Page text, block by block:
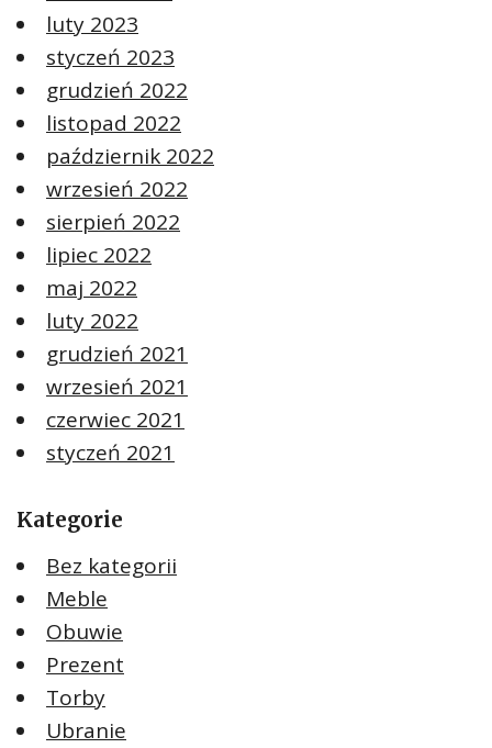
luty 2023
styczeń 2023
grudzień 2022
listopad 2022
październik 2022
wrzesień 2022
sierpień 2022
lipiec 2022
maj 2022
luty 2022
grudzień 2021
wrzesień 2021
czerwiec 2021
styczeń 2021
Kategorie
Bez kategorii
Meble
Obuwie
Prezent
Torby
Ubranie